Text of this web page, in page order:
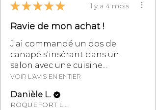
★ ★ ★ ★ ★ il y a 4 mois
Ravie de mon achat !
J'ai commandé un dos de
canapé s'insérant dans un
salon avec une cuisine...
VOIR L'AVIS EN ENTIER
Danièle L.
ROQUEFORT LES PINS, FR-PAC